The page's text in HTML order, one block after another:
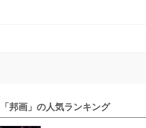
「邦画」の人気ランキング